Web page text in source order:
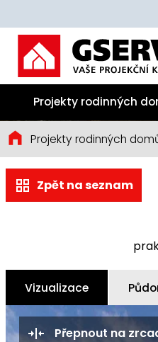
Projekty rodinných
Projekty rodinných
Zpět na seznam
Vizualizace
Přepnout na